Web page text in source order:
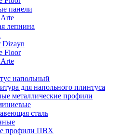
панели
лепнина
Dizayn
Floor
напольный
для напольного плинтуса
металлические профили
сталь
профили ПВХ